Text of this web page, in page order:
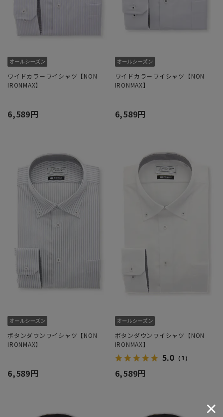
ワイドカラーワイシャツ【NON
IRONMAX】
6,589円
ワイドカラーワイシャツ【NON
IRONMAX】
6,589円
ボタンダウンワイシャツ【NON
IRONMAX】
6,589円
ボタンダウンワイシャツ【NON
IRONMAX】
5.0 （1）
6,589円